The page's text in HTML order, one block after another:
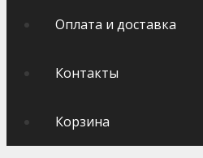
Оплата и доставка
Контакты
Корзина